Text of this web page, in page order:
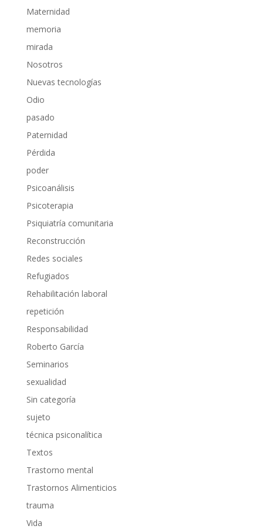
Maternidad
memoria
mirada
Nosotros
Nuevas tecnologías
Odio
pasado
Paternidad
Pérdida
poder
Psicoanálisis
Psicoterapia
Psiquiatría comunitaria
Reconstrucción
Redes sociales
Refugiados
Rehabilitación laboral
repetición
Responsabilidad
Roberto García
Seminarios
sexualidad
Sin categoría
sujeto
técnica psiconalítica
Textos
Trastorno mental
Trastornos Alimenticios
trauma
Vida